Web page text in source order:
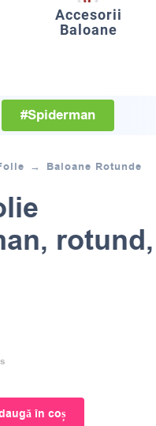
Accesorii
Baloane
#Spiderman
Baloane Rotunde
rotund,
la
în coș